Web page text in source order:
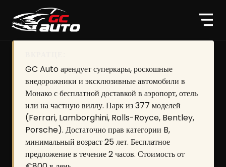
GC Auto арендует суперкары, роскошные
внедорожники и эксклюзивные автомобили в
Монако с бесплатной доставкой в аэропорт, отель
или на частную виллу. Парк из 377 моделей
(Ferrari, Lamborghini, Rolls-Royce, Bentley,
Porsche). Достаточно прав категории B,
минимальный возраст 25 лет. Бесплатное
предложение в течение 2 часов. Стоимость от